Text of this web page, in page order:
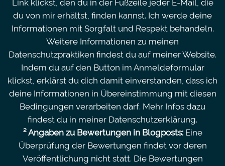
Link klickst, den du in der Fußzeile jeder E-Mail, die
du von mir erhältst, finden kannst. Ich werde deine
Informationen mit Sorgfalt und Respekt behandeln.
Weitere Informationen zu meinen
Datenschutzpraktiken findest du auf meiner Website.
Indem du auf den Button im Anmeldeformular
klickst, erklärst du dich damit einverstanden, dass ich
deine Informationen in Übereinstimmung mit diesen
Bedingungen verarbeiten darf. Mehr Infos dazu
findest du in meiner Datenschutzerklärung.
² Angaben zu Bewertungen in Blogposts:Eine
Überprüfung der Bewertungen findet vor deren
Veröffentlichung nicht statt. Die Bewertungen